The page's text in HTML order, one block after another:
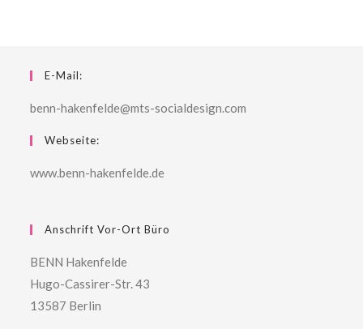
E-Mail:
benn-hakenfelde@mts-socialdesign.com
Webseite:
www.benn-hakenfelde.de
Anschrift Vor-Ort Büro
BENN Hakenfelde
Hugo-Cassirer-Str. 43
13587 Berlin